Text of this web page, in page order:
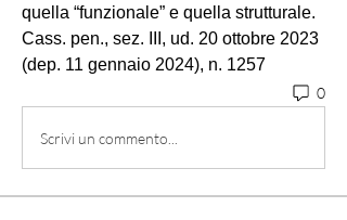
quella “funzionale” e quella strutturale.
Cass. pen., sez. III, ud. 20 ottobre 2023
(dep. 11 gennaio 2024), n. 1257
0
Scrivi un commento...